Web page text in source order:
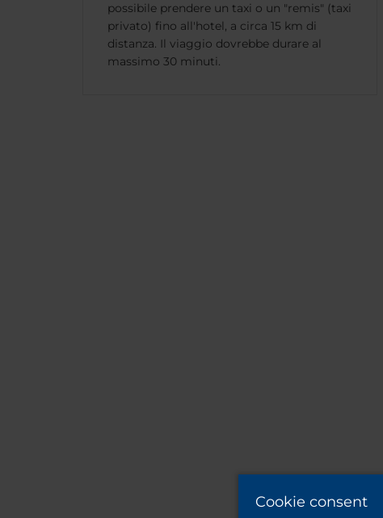
possibile prendere un taxi o un "remis" (taxi
privato) fino all'hotel, a circa 15 km di
distanza. Il viaggio dovrebbe durare al
massimo 30 minuti.
Cookie consent